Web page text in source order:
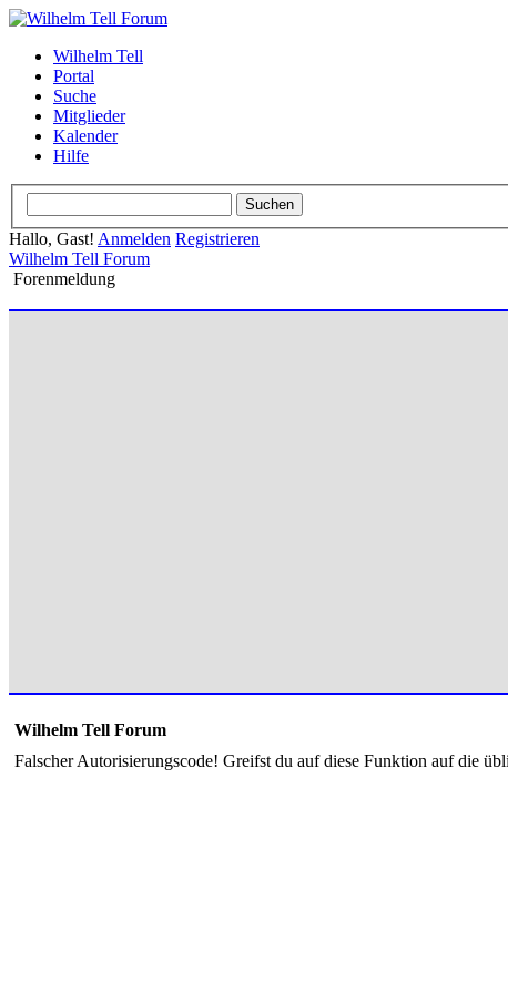
Wilhelm Tell
Portal
Suche
Mitglieder
Kalender
Hilfe
Hallo, Gast! Anmelden Registrieren
Wilhelm Tell Forum
Forenmeldung
Wilhelm Tell Forum
Falscher Autorisierungscode! Greifst du auf diese Funktion auf die